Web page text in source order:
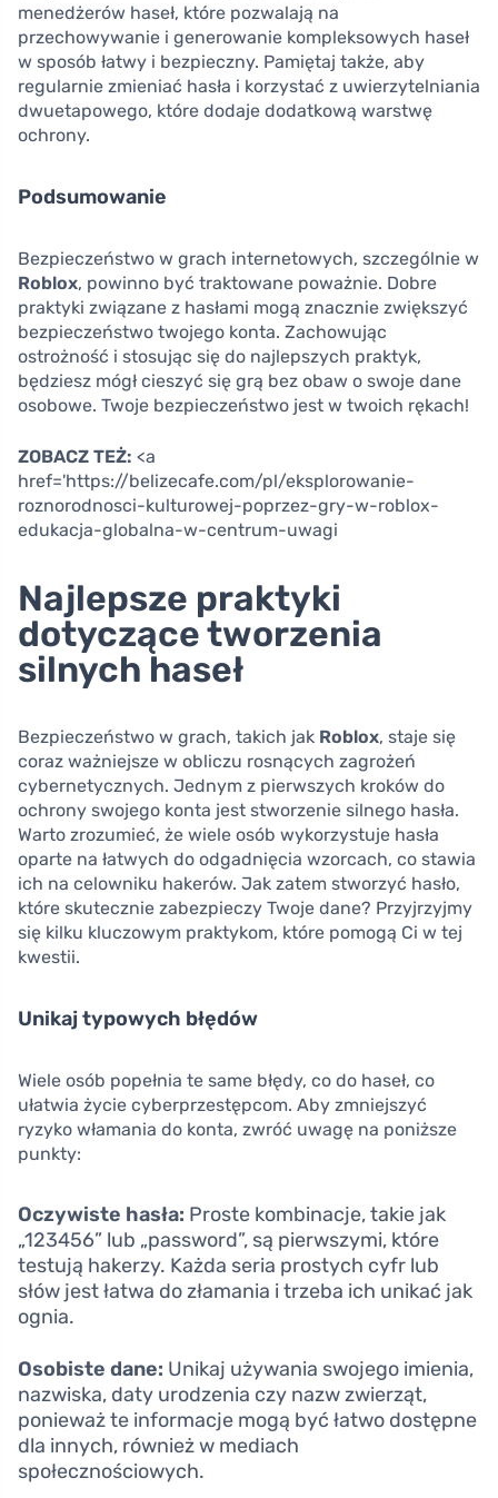
menedżerów haseł, które pozwalają na
przechowywanie i generowanie kompleksowych haseł
w sposób łatwy i bezpieczny. Pamiętaj także, aby
regularnie zmieniać hasła i korzystać z uwierzytelniania
dwuetapowego, które dodaje dodatkową warstwę
ochrony.
Podsumowanie
Bezpieczeństwo w grach internetowych, szczególnie w
Roblox, powinno być traktowane poważnie. Dobre
praktyki związane z hasłami mogą znacznie zwiększyć
bezpieczeństwo twojego konta. Zachowując
ostrożność i stosując się do najlepszych praktyk,
będziesz mógł cieszyć się grą bez obaw o swoje dane
osobowe. Twoje bezpieczeństwo jest w twoich rękach!
ZOBACZ TEŻ: <a
href='https://belizecafe.com/pl/eksplorowanie-
roznorodnosci-kulturowej-poprzez-gry-w-roblox-
edukacja-globalna-w-centrum-uwagi
Najlepsze praktyki
dotyczące tworzenia
silnych haseł
Bezpieczeństwo w grach, takich jak Roblox, staje się
coraz ważniejsze w obliczu rosnących zagrożeń
cybernetycznych. Jednym z pierwszych kroków do
ochrony swojego konta jest stworzenie silnego hasła.
Warto zrozumieć, że wiele osób wykorzystuje hasła
oparte na łatwych do odgadnięcia wzorcach, co stawia
ich na celowniku hakerów. Jak zatem stworzyć hasło,
które skutecznie zabezpieczy Twoje dane? Przyjrzyjmy
się kilku kluczowym praktykom, które pomogą Ci w tej
kwestii.
Unikaj typowych błędów
Wiele osób popełnia te same błędy, co do haseł, co
ułatwia życie cyberprzestępcom. Aby zmniejszyć
ryzyko włamania do konta, zwróć uwagę na poniższe
punkty:
Oczywiste hasła: Proste kombinacje, takie jak
„123456” lub „password”, są pierwszymi, które
testują hakerzy. Każda seria prostych cyfr lub
słów jest łatwa do złamania i trzeba ich unikać jak
ognia.
Osobiste dane: Unikaj używania swojego imienia,
nazwiska, daty urodzenia czy nazw zwierząt,
ponieważ te informacje mogą być łatwo dostępne
dla innych, również w mediach
społecznościowych.